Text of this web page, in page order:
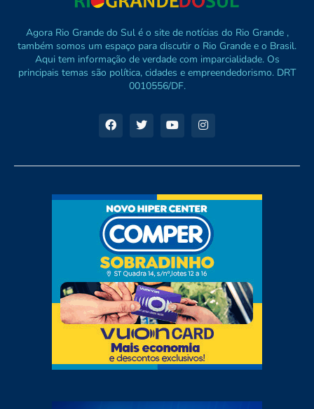
Agora Rio Grande do Sul é o site de notícias do Rio Grande ,
também somos um espaço para discutir o Rio Grande e o Brasil.
Aqui tem informação de verdade com imparcialidade. Os
principais temas são política, cidades e empreendedorismo. DRT
0010556/DF.